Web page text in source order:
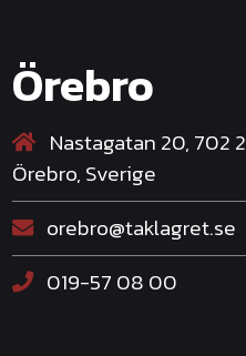
Örebro
Nastagatan 20, 702
Örebro, Sverige
orebro@taklagret.se
019-57 08 00